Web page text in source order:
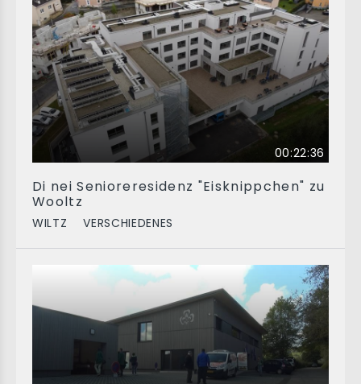
00:22:36
Di nei Senioreresidenz "Eisknippchen" zu
Wooltz
WILTZ VERSCHIEDENES